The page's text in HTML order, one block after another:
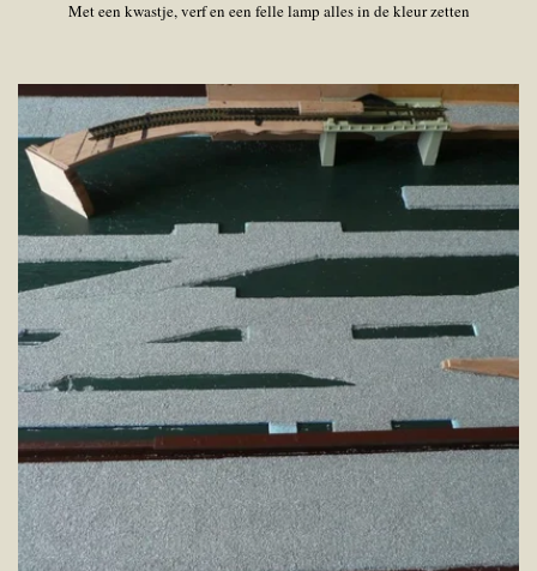
Met een kwastje, verf en een felle lamp alles in de kleur zetten